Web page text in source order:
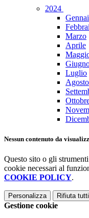
2024
Marzo
Aprile
Luglio
Agosto
Nessun contenuto da
Questo sito o gli
cookie necessari al
COOKIE POLICY.
Personalizza Rifiuta tutti
Gestione cookie